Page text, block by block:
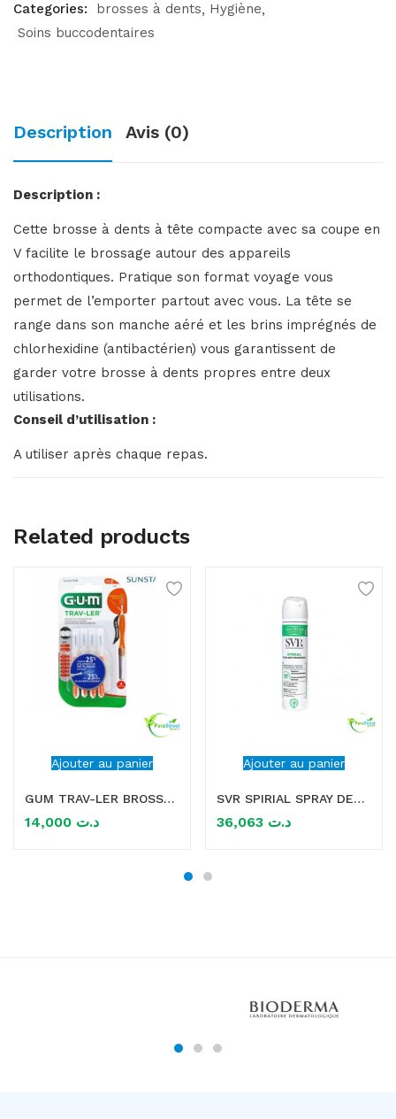
Categories: brosses à dents
Hygiène
Soins buccodentaires
Description Avis (0)
Description :
Cette brosse à dents à tête compacte avec sa coupe en
V facilite le brossage autour des appareils
orthodontiques. Pratique son format voyage vous
permet de l’emporter partout avec vous. La tête se
range dans son manche aéré et les brins imprégnés de
chlorhexidine (antibactérien) vous garantissent de
garder votre brosse à dents propres entre deux
utilisations.
Conseil d’utilisation :
A utiliser après chaque repas.
Related products
Ajouter au panier
GUM TRAV-LER BROSSETTES X4 0.9 MM
د.ت
Ajouter au panier
SVR SPIRIAL SPRAY DEODORANT ANTI TRANSPIRANT 75ML
د.ت